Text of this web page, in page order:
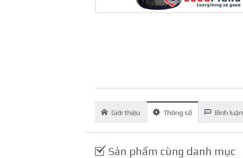
Giới thiệu Thông số Bình luận
Sản phẩm cùng danh mục